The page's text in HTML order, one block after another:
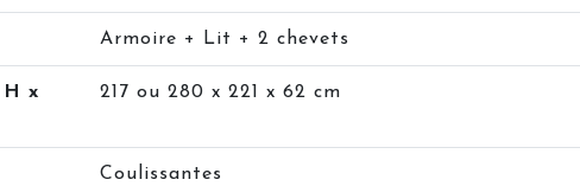
Armoire + Lit + 2 chevets
H x
217 ou 280 x 221 x 62 cm
Coulissantes